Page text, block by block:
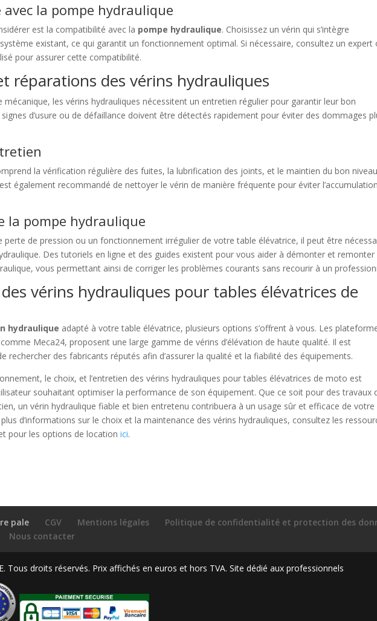
la pompe hydraulique
est la compatibilité avec la pompe hydraulique. Choisissez un vérin qui s’intègre
existant, ce qui garantit un fonctionnement optimal. Si nécessaire, consultez un expert
pour assurer cette compatibilité.
réparations des vérins hydrauliques
les vérins hydrauliques nécessitent un entretien régulier pour garantir leur bon
d’usure ou de défaillance doivent être détectés rapidement pour éviter des dommages
la vérification régulière des fuites, la lubrification des joints, et le maintien du bon
également recommandé de nettoyer le vérin de manière fréquente pour éviter
la pompe hydraulique
perte de pression ou un fonctionnement irrégulier de votre table élévatrice, il peut être
Des tutoriels en ligne et des guides existent pour vous aider à démonter et remonter
vous permettant ainsi de corriger les problèmes courants sans recourir à un
vérins hydrauliques pour tables élévatrices de
hydraulique adapté à votre table élévatrice, plusieurs options s’offrent à vous. Les
Meca24, proposent une large gamme de vérins d’élévation de haute qualité. Il est
rechercher des fabricants réputés afin d’assurer la qualité et la fiabilité des équipements.
le choix, et l’entretien des vérins hydrauliques pour tables élévatrices de moto est
souhaitant optimiser la performance de son équipement. Que ce soit pour des travaux
un vérin hydraulique fiable et bien entretenu contribuera à un usage sûr et efficace de votre
d’informations sur le choix et la maintenance des vérins hydrauliques, consultez les
pour les options de locationici.
pale CGV Mentions légales Politique de confidentialité et protection des
Nous contacter
Tous droits réservés. Prix affichés en euros et hors TVA. Site dédié aux professionnels